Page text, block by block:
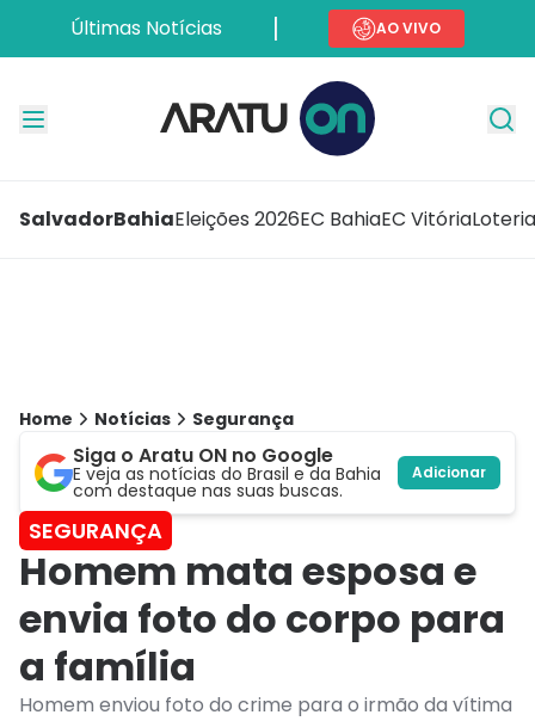
Últimas Notícias AO VIVO
SalvadorBahiaEleições 2026EC BahiaEC Vitória
Home Notícias Segurança
Siga o Aratu ON no Google
E veja as notícias do Brasil e da Bahia
com destaque nas suas buscas.
Adicionar
SEGURANÇA
Homem mata esposa e
envia foto do corpo para
a família
Homem enviou foto do crime para o irmão da vítima